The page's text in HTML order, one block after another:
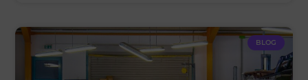
BLOG